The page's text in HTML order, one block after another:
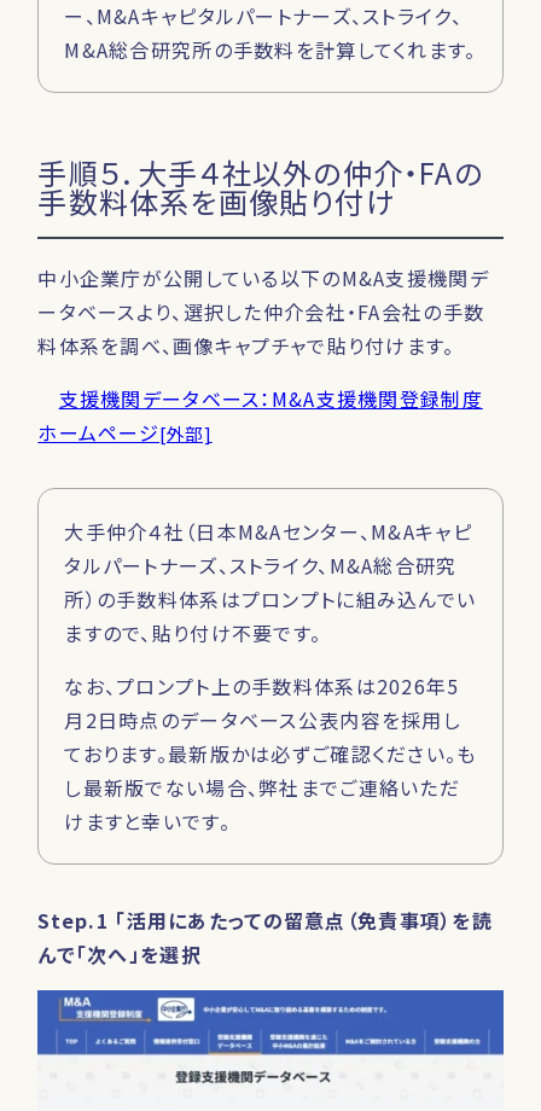
ー、M&Aキャピタルパートナーズ、ストライク、
M&A総合研究所の手数料を計算してくれます。
手順５．大手４社以外の仲介・FAの
手数料体系を画像貼り付け
中小企業庁が公開している以下のM&A支援機関デ
ータベースより、選択した仲介会社・FA会社の手数
料体系を調べ、画像キャプチャで貼り付けます。
支援機関データベース：M&A支援機関登録制度
ホームページ[外部]
大手仲介４社（日本M&Aセンター、M&Aキャピ
タルパートナーズ、ストライク、M&A総合研究
所）の手数料体系はプロンプトに組み込んでい
ますので、貼り付け不要です。
なお、プロンプト上の手数料体系は2026年5
月2日時点のデータベース公表内容を採用し
ております。最新版かは必ずご確認ください。も
し最新版でない場合、弊社までご連絡いただ
けますと幸いです。
Step.1 「活用にあたっての留意点（免責事項）を読
んで「次へ」を選択